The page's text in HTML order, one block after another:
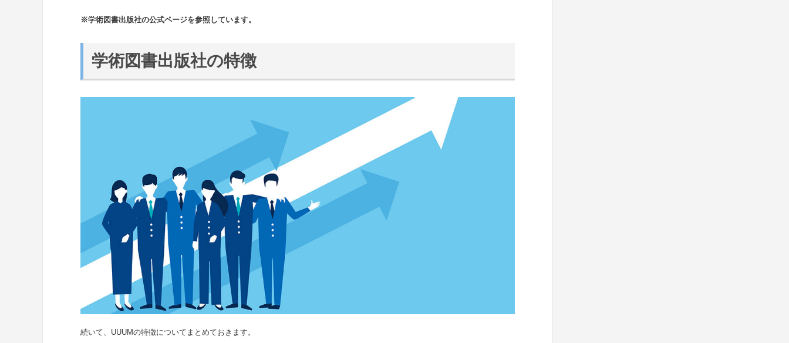
※学術図書出版社の公式ページを参照しています。
学術図書出版社の特徴
続いて、UUUMの特徴についてまとめておきます。